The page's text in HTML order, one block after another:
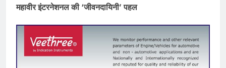
महावीर इंटरनेशनल की ‘जीवनदायिनी’ पहल